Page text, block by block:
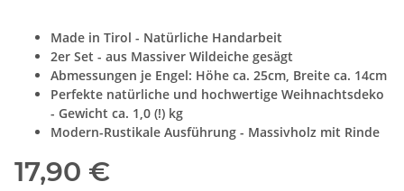
Made in Tirol - Natürliche Handarbeit
2er Set - aus Massiver Wildeiche gesägt
Abmessungen je Engel: Höhe ca. 25cm, Breite ca. 14cm
Perfekte natürliche und hochwertige Weihnachtsdeko
- Gewicht ca. 1,0 (!) kg
Modern-Rustikale Ausführung - Massivholz mit Rinde
17,90 €